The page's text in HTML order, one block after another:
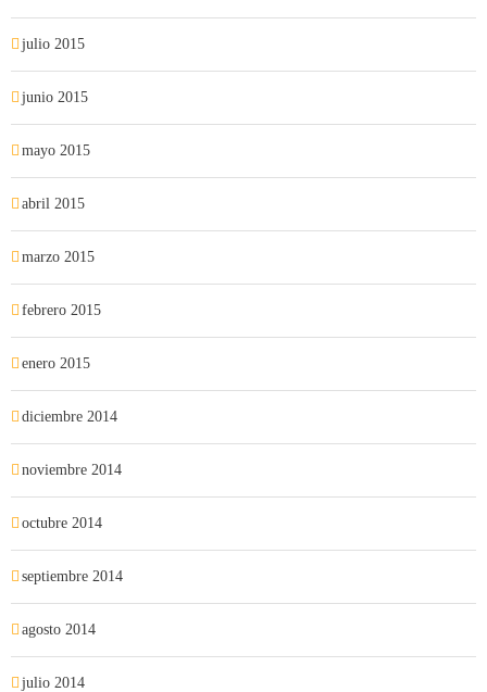
julio 2015
junio 2015
mayo 2015
abril 2015
marzo 2015
febrero 2015
enero 2015
diciembre 2014
noviembre 2014
octubre 2014
septiembre 2014
agosto 2014
julio 2014